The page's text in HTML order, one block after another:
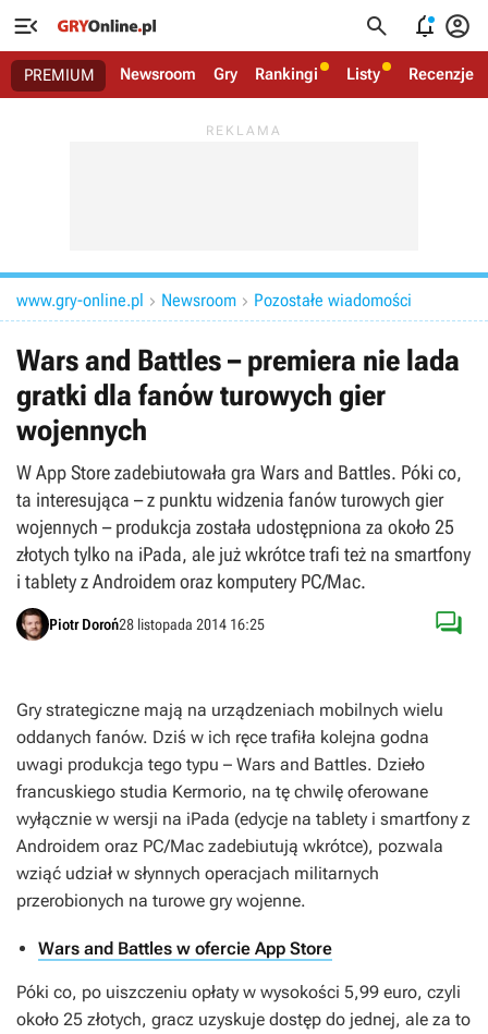
   
PREMIUM Newsroom Gry Rankingi Listy Recenzje
www.gry-online.pl  Newsroom  Pozostałe wiadomości
Wars and Battles – premiera nie lada
gratki dla fanów turowych gier
wojennych
W App Store zadebiutowała gra Wars and Battles. Póki co,
ta interesująca – z punktu widzenia fanów turowych gier
wojennych – produkcja została udostępniona za około 25
złotych tylko na iPada, ale już wkrótce trafi też na smartfony
i tablety z Androidem oraz komputery PC/Mac.
Piotr Doroń28 listopada 2014 16:25 
Gry strategiczne mają na urządzeniach mobilnych wielu
oddanych fanów. Dziś w ich ręce trafiła kolejna godna
uwagi produkcja tego typu – Wars and Battles. Dzieło
francuskiego studia Kermorio, na tę chwilę oferowane
wyłącznie w wersji na iPada (edycje na tablety i smartfony z
Androidem oraz PC/Mac zadebiutują wkrótce), pozwala
wziąć udział w słynnych operacjach militarnych
przerobionych na turowe gry wojenne.
Wars and Battles w ofercie App Store
Póki co, po uiszczeniu opłaty w wysokości 5,99 euro, czyli
około 25 złotych, gracz uzyskuje dostęp do jednej, ale za to